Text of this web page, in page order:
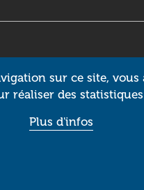
sur ce site, vous
réaliser des
Plus d'infos